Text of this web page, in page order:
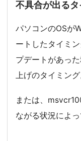
不具合が出る
パソコンのOSが
ートしたタイミ
プデートがあっ
上げのタイミング
または、
ながる状況によ